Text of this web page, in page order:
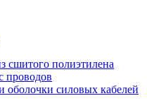
сшитого полиэтилена
проводов
оболочки силовых кабелей